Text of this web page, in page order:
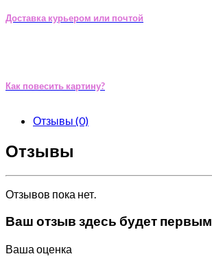
Доставка курьером или почтой
Как повесить картину?
Отзывы (0)
Отзывы
Отзывов пока нет.
Ваш отзыв здесь будет первым
Ваша оценка